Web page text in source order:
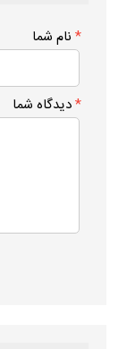
* نام شما
*دیدگاه شما